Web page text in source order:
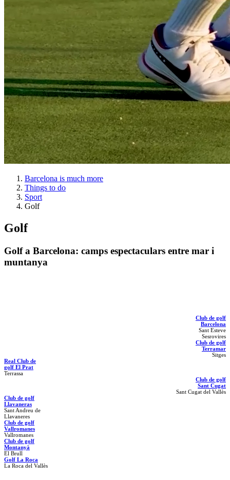
Barcelona is much more
Things to do
Sport
Golf
Golf
Golf a Barcelona: camps espectaculars entre mar i
muntanya
Club de golf
Barcelona
Sant Esteve
Sesrovires
Club de golf
Terramar
Sitges
Real Club de
golf El Prat
Terrassa
Club de golf
Sant Cugat
Sant Cugat del Vallès
Club de golf
Llavaneras
Sant Andreu de
Llavaneres
Club de golf
Vallromanes
Vallromanes
Club de golf
Montanyà
El Brull
Golf La Roca
La Roca del Vallès